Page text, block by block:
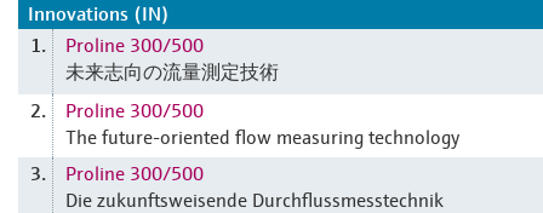
Innovations (IN)
1.
Proline 300/500
未来志向の流量測定技術
2.
Proline 300/500
The future-oriented flow measuring technology
3.
Proline 300/500
Die zukunftsweisende Durchflussmesstechnik